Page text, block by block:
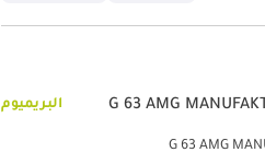
البريميوم